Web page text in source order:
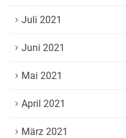
Juli 2021
Juni 2021
Mai 2021
April 2021
März 2021